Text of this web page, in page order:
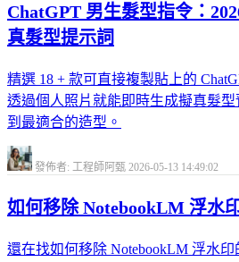
ChatGPT 男生髮型指令：
真髮型提示詞
精選 18 + 款可直接複製貼上的
透過個人照片就能即時生成擬真髮型
到最適合的造型。
發佈者: 工程師阿甄 2026-05-13 14:49:02
如何移除 NotebookLM 浮水
還在找如何移除 NotebookLM 浮水